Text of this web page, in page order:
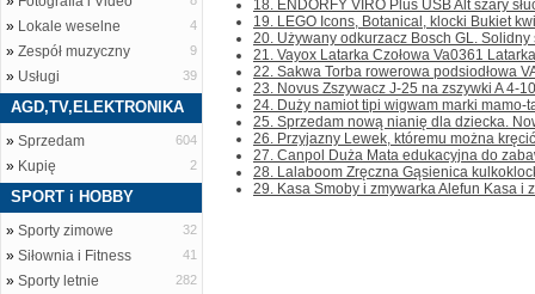
» Lokale weselne 4
» Zespół muzyczny 9
» Usługi 39
AGD,TV,ELEKTRONIKA
» Sprzedam 604
» Kupię 2
SPORT i HOBBY
» Sporty zimowe 32
» Siłownia i Fitness 41
» Sporty letnie 282
18. ENDORFY VIRO Plus USB Alt szary
19. LEGO Icons, Botanical, klocki Bukiet
20. Używany odkurzacz Bosch GL.
21. Vayox Latarka Czołowa Va0361
22. Sakwa Torba rowerowa podsiodłowa
23. Novus Zszywacz J-25 na zszywki A 4-
24. Duży namiot tipi wigwam marki mamo-
25. Sprzedam nową nianię dla dziecka.
26. Przyjazny Lewek, któremu można
27. Canpol Duża Mata edukacyjna do
28. Lalaboom Zręczna Gąsienica
29. Kasa Smoby i zmywarka Alefun Kasa i